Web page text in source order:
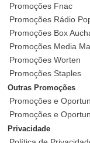
Promoções Fnac
Promoções Rádio
Promoções Box
Promoções Media
Promoções Worten
Promoções Staples
Outras Promoções
Promoções e
Promoções e
Privacidade